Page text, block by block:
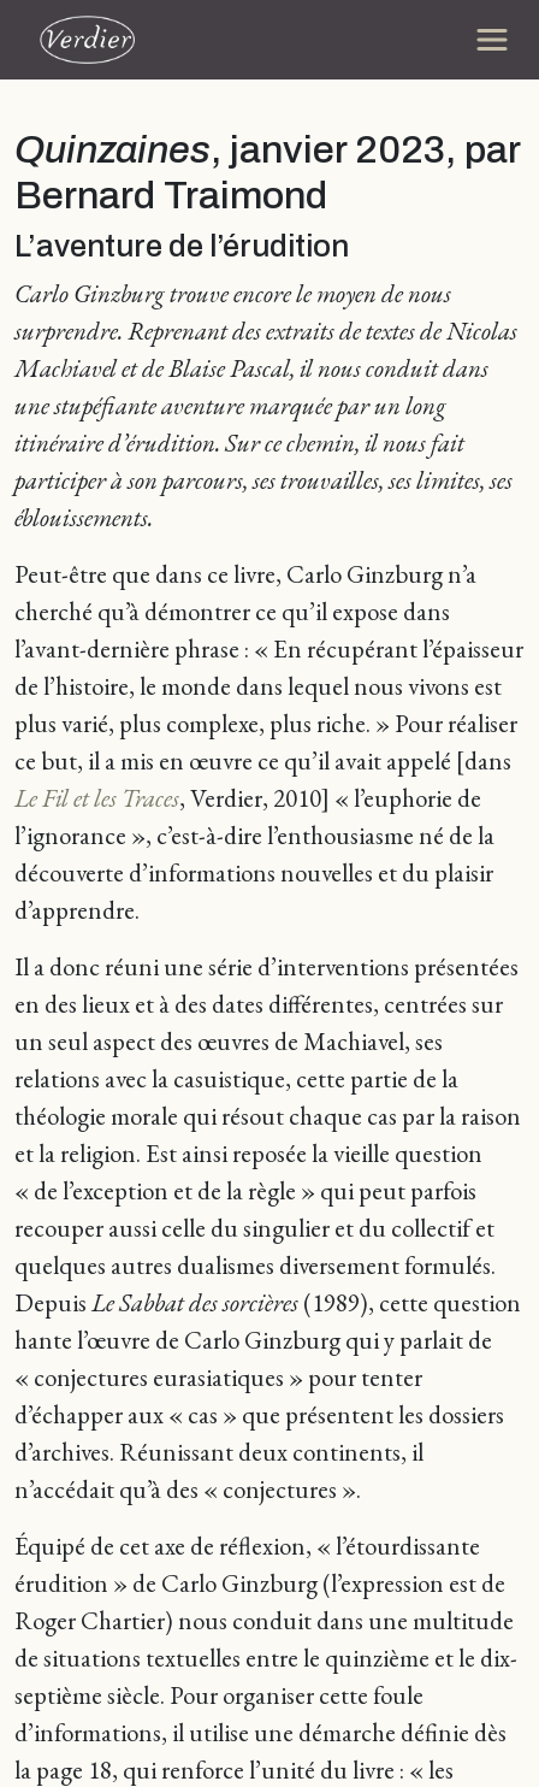
Quinzaines, janvier 2023, par
Bernard Traimond
L’aventure de l’érudition
Carlo Ginzburg trouve encore le moyen de nous
surprendre. Reprenant des extraits de textes de Nicolas
Machiavel et de Blaise Pascal, il nous conduit dans
une stupéfiante aventure marquée par un long
itinéraire d’érudition. Sur ce chemin, il nous fait
participer à son parcours, ses trouvailles, ses limites, ses
éblouissements.
Peut-être que dans ce livre, Carlo Ginzburg n’a
cherché qu’à démontrer ce qu’il expose dans
l’avant-dernière phrase : « En récupérant l’épaisseur
de l’histoire, le monde dans lequel nous vivons est
plus varié, plus complexe, plus riche. » Pour réaliser
ce but, il a mis en œuvre ce qu’il avait appelé [dans
Le Fil et les Traces, Verdier, 2010] « l’euphorie de
l’ignorance », c’est-à-dire l’enthousiasme né de la
découverte d’informations nouvelles et du plaisir
d’apprendre.
Il a donc réuni une série d’interventions présentées
en des lieux et à des dates différentes, centrées sur
un seul aspect des œuvres de Machiavel, ses
relations avec la casuistique, cette partie de la
théologie morale qui résout chaque cas par la raison
et la religion. Est ainsi reposée la vieille question
« de l’exception et de la règle » qui peut parfois
recouper aussi celle du singulier et du collectif et
quelques autres dualismes diversement formulés.
DepuisLe Sabbat des sorcières(1989), cette question
hante l’œuvre de Carlo Ginzburg qui y parlait de
« conjectures eurasiatiques » pour tenter
d’échapper aux « cas » que présentent les dossiers
d’archives. Réunissant deux continents, il
n’accédait qu’à des « conjectures ».
Équipé de cet axe de réflexion, « l’étourdissante
érudition » de Carlo Ginzburg (l’expression est de
Roger Chartier) nous conduit dans une multitude
de situations textuelles entre le quinzième et le dix-
septième siècle. Pour organiser cette foule
d’informations, il utilise une démarche définie dès
la page 18, qui renforce l’unité du livre : « les